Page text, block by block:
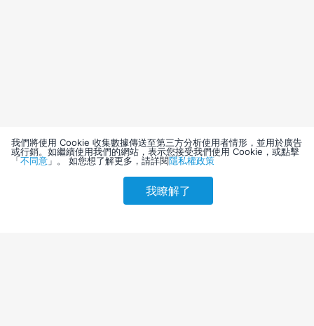
請選擇其他入住日
我們將使用 Cookie 收集數據傳送至第三方分析使用者情形，並用於廣告
或行銷。如繼續使用我們的網站，表示您接受我們使用 Cookie，或點擊
「不同意 」。 如您想了解更多，請詳閱隱私權政策
我瞭解了